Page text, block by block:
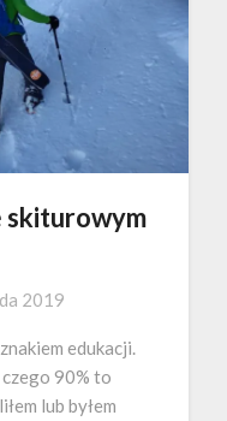
skiturowym
2019
edukacji.
90% to
lub byłem